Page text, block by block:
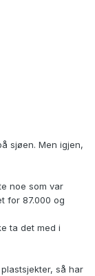
sjøen. Men igjen,
noe som var
for 87.000 og
ta det med i
så har